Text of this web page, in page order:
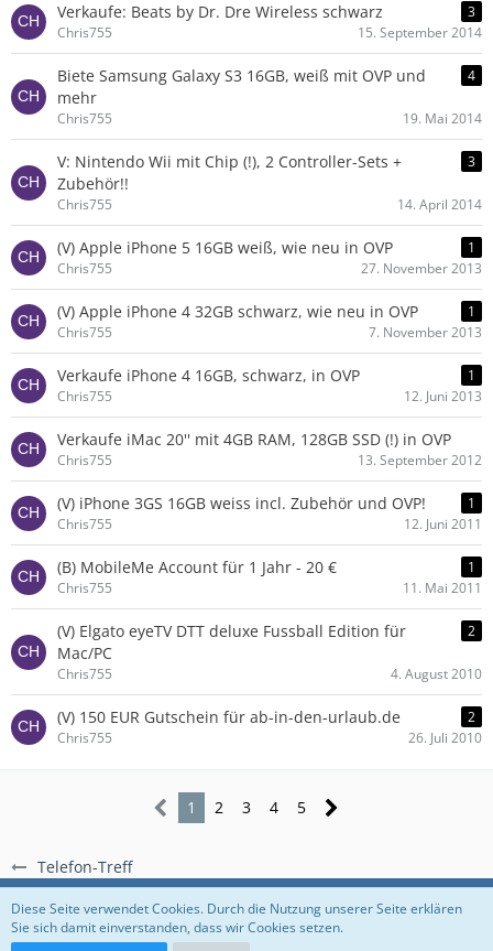
Telefon-Treff
Verkaufe: Beats by Dr. Dre Wireless schwarz
3
Chris755
15. September 2014
Biete Samsung Galaxy S3 16GB, weiß mit OVP und
mehr
4
Chris755 19. Mai 2014
V: Nintendo Wii mit Chip (!), 2 Controller-Sets +
Zubehör!!
3
Chris755 14. April 2014
(V) Apple iPhone 5 16GB weiß, wie neu in OVP
1
Chris755
27. November 2013
(V) Apple iPhone 4 32GB schwarz, wie neu in OVP
1
Chris755
7. November 2013
Verkaufe iPhone 4 16GB, schwarz, in OVP
1
Chris755
12. Juni 2013
Verkaufe iMac 20'' mit 4GB RAM, 128GB SSD (!) in OVP
Chris755 13. September 2012
(V) iPhone 3GS 16GB weiss incl. Zubehör und OVP!
1
Chris755
12. Juni 2011
(B) MobileMe Account für 1 Jahr - 20 €
1
Chris755
11. Mai 2011
(V) Elgato eyeTV DTT deluxe Fussball Edition für
Mac/PC
2
Chris755 4. August 2010
(V) 150 EUR Gutschein für ab-in-den-urlaub.de
2
Chris755
26. Juli 2010
1 2 3 4 5
Regeln Datenschutzerklärung Impressum
Diese Seite verwendet Cookies. Durch die Nutzung unserer Seite erklären
Sie sich damit einverstanden, dass wir Cookies setzen.